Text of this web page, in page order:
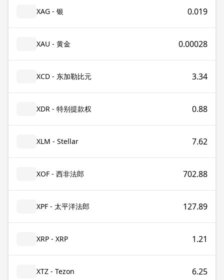
XAG - 银 0.019
XAU - 黄金 0.00028
XCD - 东加勒比元 3.34
XDR - 特别提款权 0.88
XLM - Stellar 7.62
XOF - 西非法郎 702.88
XPF - 太平洋法郎 127.89
XRP - XRP 1.21
XTZ - Tezon 6.25